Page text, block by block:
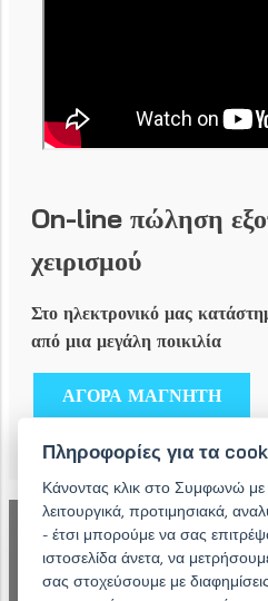
On-line πώληση
χειρισμού
Στο ηλεκτρονικό μας
από μια μεγάλη ποικιλία
ΑΓΟΡΑ ΜΑΓΝΗΤΗ
Ενημερωθείτε για
λάβετε προσφορά
Πληροφορίες για τα
Κάνοντας κλικ στο Συμφωνώ με
λειτουργικά, προτιμησιακά,
- έτσι μπορούμε να σας
ιστοσελίδα άνετα, να
σας στοχεύσουμε με